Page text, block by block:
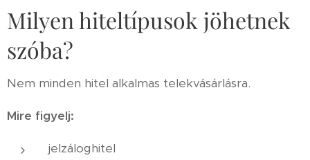
Milyen hiteltípusok jöhetnek
szóba?
Nem minden hitel alkalmas telekvásárlásra.
Mire figyelj:
jelzáloghitel